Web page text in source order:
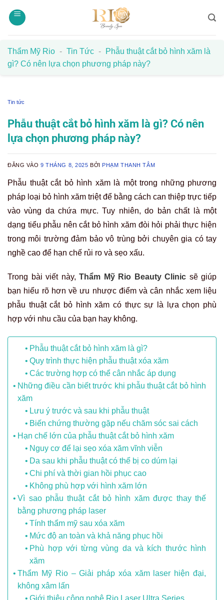
qua
Thẩm Mỹ Rio - Tin Tức -
Phẫu thuật cắt bỏ hình xăm là
gì? Có nên lựa chọn phương pháp này?
Tin tức
Phẫu thuật cắt bỏ hình xăm là gì? Có nên
lựa chọn phương pháp này?
ĐĂNG VÀO9 THÁNG 8, 2025 BỞI PHẠM THANH TÂM
Phẫu thuật cắt bỏ hình xăm là một trong những phương
pháp loại bỏ hình xăm triệt để bằng cách can thiệp trực tiếp
vào vùng da chứa mực. Tuy nhiên, do bản chất là một
dạng tiểu phẫu nên cắt bỏ hình xăm đòi hỏi phải thực hiện
trong môi trường đảm bảo vô trùng bởi chuyên gia có tay
nghề cao để hạn chế rủi ro và sẹo xấu.
Trong bài viết này, Thẩm Mỹ Rio Beauty Clinic sẽ giúp
bạn hiểu rõ hơn về ưu nhược điểm và cân nhắc xem liệu
phẫu thuật cắt bỏ hình xăm có thực sự là lựa chọn phù
hợp với nhu cầu của bạn hay không.
Phẫu thuật cắt bỏ hình xăm là gì?
Quy trình thực hiện phẫu thuật xóa xăm
Các trường hợp có thể cân nhắc áp dụng
Những điều cần biết trước khi phẫu thuật cắt bỏ hình
xăm
Lưu ý trước và sau khi phẫu thuật
Biến chứng thường gặp nếu chăm sóc sai cách
Hạn chế lớn của phẫu thuật cắt bỏ hình xăm
Nguy cơ để lại sẹo xóa xăm vĩnh viễn
Da sau khi phẫu thuật có thể bị co dúm lại
Chi phí và thời gian hồi phục cao
Không phù hợp với hình xăm lớn
Vì sao phẫu thuật cắt bỏ hình xăm được thay thế
bằng phương pháp laser
Tính thẩm mỹ sau xóa xăm
Mức độ an toàn và khả năng phục hồi
Phù hợp với từng vùng da và kích thước hình
xăm
Thẩm Mỹ Rio – Giải pháp xóa xăm laser hiện đại,
không xâm lấn